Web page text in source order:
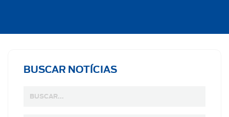
BUSCAR NOTÍCIAS